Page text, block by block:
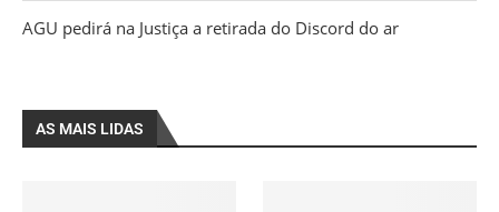
AGU pedirá na Justiça a retirada do Discord do ar
AS MAIS LIDAS